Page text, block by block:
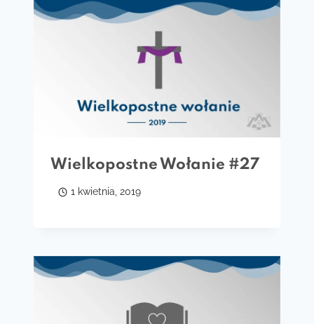
Wielkopostne Wołanie #27
1 kwietnia, 2019